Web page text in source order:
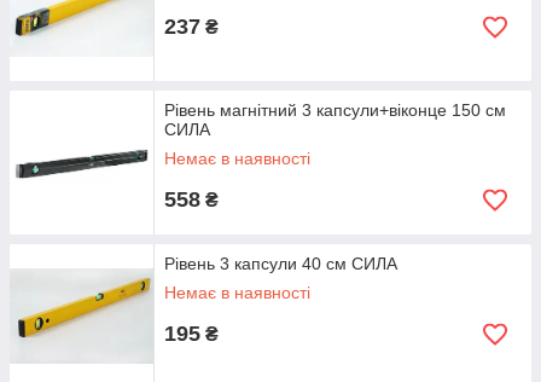
237 ₴
Рівень магнітний 3 капсули+віконце 150 см
СИЛА
Немає в наявності
558 ₴
Рівень 3 капсули 40 см СИЛА
Немає в наявності
195 ₴